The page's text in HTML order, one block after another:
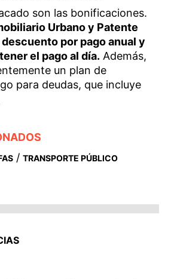
son las bonificaciones.
Urbano y Patente
descuento por pago anual y
el pago al día. Además,
un plan de
para deudas, que incluye
/ TRANSPORTE PÚBLICO